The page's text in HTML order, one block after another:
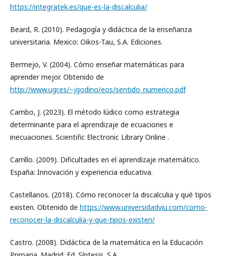
https://integratek.es/que-es-la-discalculia/
Beard, R. (2010). Pedagogía y didáctica de la enseñanza
universitaria. Mexico: Oikos-Tau, S.A. Ediciones.
Bermejo, V. (2004). Cómo enseñar matemáticas para
aprender mejor. Obtenido de
http://www.ugr.es/~jgodino/eos/sentido_numerico.pdf
Cambo, J. (2023). El método lúdico como estrategia
determinante para el aprendizaje de ecuaciones e
inecuaciones. Scientific Electronic Library Online .
Carrillo. (2009). Dificultades en el aprendizaje matemático.
España: Innovación y experiencia educativa.
Castellanos. (2018). Cómo reconocer la discalculia y qué tipos
existen. Obtenido de https://www.universidadviu.com/como-
reconocer-la-discalculia-y-que-tipos-existen/
Castro. (2008). Didáctica de la matemática en la Educación